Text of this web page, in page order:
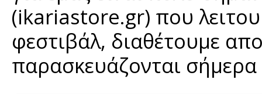
(ikariastore.gr) που
φεστιβάλ, διαθέτουμε
παρασκευάζονται